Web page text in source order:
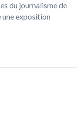
du journalisme de
une exposition